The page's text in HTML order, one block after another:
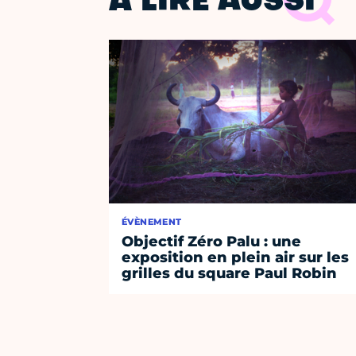
ÉVÈNEMENT
Objectif Zéro Palu : une
exposition en plein air sur les
grilles du square Paul Robin